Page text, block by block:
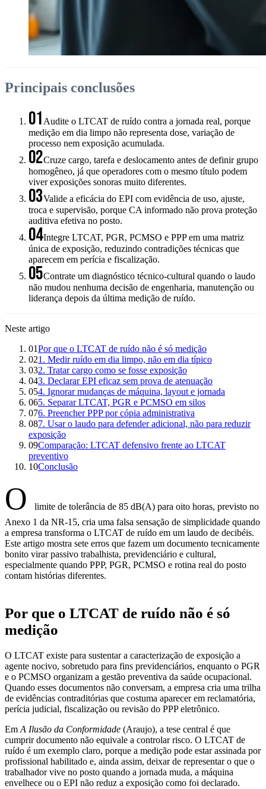
Principais conclusões
01 Audite o LTCAT de ruído contra a jornada real, porque
medição em dia limpo não representa dose, variação de
processo nem exposição acumulada.
02Cruze cargo, tarefa e deslocamento antes de definir grupo
homogêneo, já que operadores com o mesmo título podem
viver exposições sonoras muito diferentes.
03Valide a eficácia do EPI com evidência de uso, ajuste,
troca e supervisão, porque CA informado não prova proteção
auditiva efetiva no posto.
04Integre LTCAT, PGR, PCMSO e PPP em uma matriz
única de exposição, reduzindo contradições técnicas que
aparecem em perícia e fiscalização.
05Contrate um diagnóstico técnico-cultural quando o laudo
não mudou nenhuma decisão de engenharia, manutenção ou
liderança depois da última medição de ruído.
Neste artigo
01Por que o LTCAT de ruído não é só medição
021. Medir ruído em dia limpo, não em dia típico
032. Tratar cargo como se fosse exposição
043. Declarar EPI eficaz sem prova de atenuação
054. Ignorar mudanças de máquina, layout e jornada
065. Separar LTCAT, PGR e PCMSO em silos
076. Preencher PPP por cópia administrativa
087. Usar o laudo para defender adicional, não para reduzir
exposição
09Comparação: LTCAT defensivo frente ao LTCAT
preventivo
10Conclusão
O
limite de tolerância de 85 dB(A) para oito horas, previsto no
Anexo 1 da NR-15, cria uma falsa sensação de simplicidade quando
a empresa transforma o LTCAT de ruído em um laudo de decibéis.
Este artigo mostra sete erros que fazem um documento tecnicamente
bonito virar passivo trabalhista, previdenciário e cultural,
especialmente quando PPP, PGR, PCMSO e rotina real do posto
contam histórias diferentes.
Por que o LTCAT de ruído não é só
medição
O LTCAT existe para sustentar a caracterização de exposição a
agente nocivo, sobretudo para fins previdenciários, enquanto o PGR
e o PCMSO organizam a gestão preventiva da saúde ocupacional.
Quando esses documentos não conversam, a empresa cria uma trilha
de evidências contraditórias que costuma aparecer em reclamatória,
perícia judicial, fiscalização ou revisão do PPP eletrônico.
Em A Ilusão da Conformidade (Araujo), a tese central é que
cumprir documento não equivale a controlar risco. O LTCAT de
ruído é um exemplo claro, porque a medição pode estar assinada por
profissional habilitado e, ainda assim, deixar de representar o que o
trabalhador vive no posto quando a jornada muda, a máquina
envelhece ou o EPI não reduz a exposição como foi declarado.